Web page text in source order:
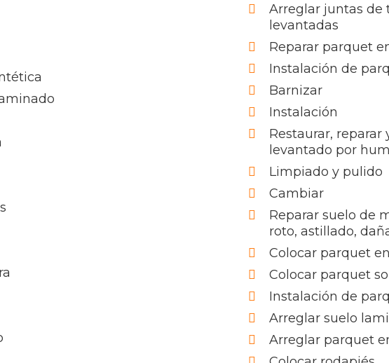
Arreglar juntas de
levantadas
Reparar parquet
Instalación de
Barnizar
Instalación
Restaurar,
levantado por
Limpiado y pulido
Cambiar
Reparar suelo de
roto, astillado,
Colocar parquet
Colocar parquet
Instalación de
Arreglar suelo
Arreglar parquet